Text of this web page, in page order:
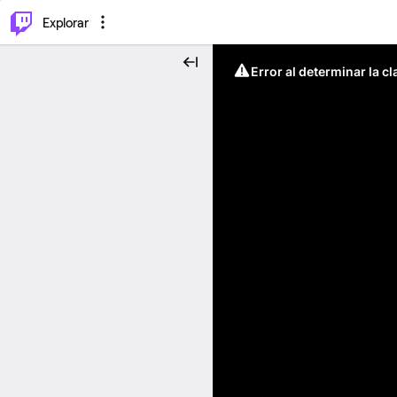
Explorar
Error al determinar la